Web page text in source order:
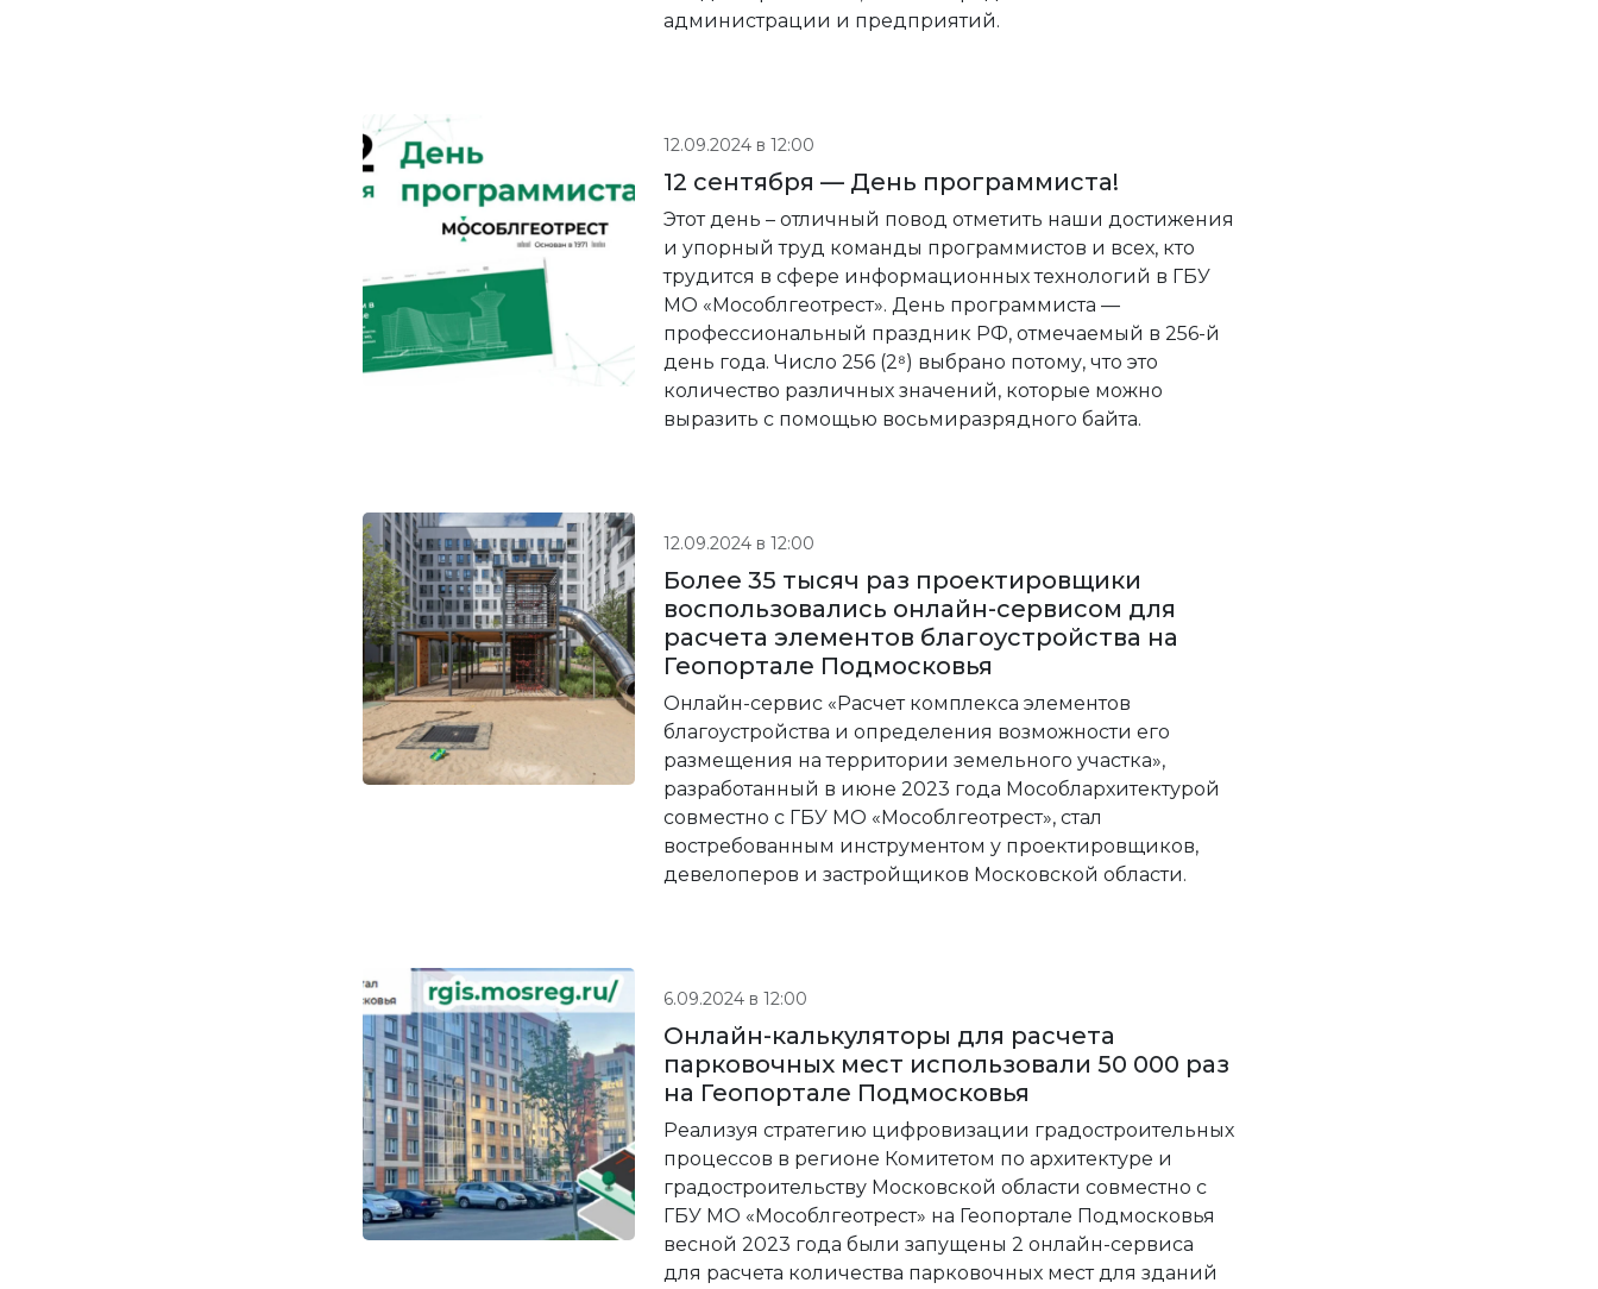
администрации и предприятий.
12 сентября — День программиста!
Этот день – отличный повод отметить наши достижения
и упорный труд команды программистов и всех, кто
трудится в сфере информационных технологий в ГБУ
МО «Мособлгеотрест». День программиста —
профессиональный праздник РФ, отмечаемый в 256-й
день года. Число 256 (2⁸) выбрано потому, что это
количество различных значений, которые можно
выразить с помощью восьмиразрядного байта.
12.09.2024 в 12:00
Более 35 тысяч раз проектировщики
воспользовались онлайн-сервисом для
расчета элементов благоустройства на
Геопортале Подмосковья
Онлайн-сервис «Расчет комплекса элементов
благоустройства и определения возможности его
размещения на территории земельного участка»,
разработанный в июне 2023 года Мособлархитектурой
совместно с ГБУ МО «Мособлгеотрест», стал
востребованным инструментом у проектировщиков,
девелоперов и застройщиков Московской области.
12.09.2024 в 12:00
Онлайн-калькуляторы для расчета
парковочных мест использовали 50 000 раз
на Геопортале Подмосковья
Реализуя стратегию цифровизации градостроительных
процессов в регионе Комитетом по архитектуре и
градостроительству Московской области совместно с
ГБУ МО «Мособлгеотрест» на Геопортале Подмосковья
весной 2023 года были запущены 2 онлайн-сервиса
для расчета количества парковочных мест для зданий
6.09.2024 в 12:00